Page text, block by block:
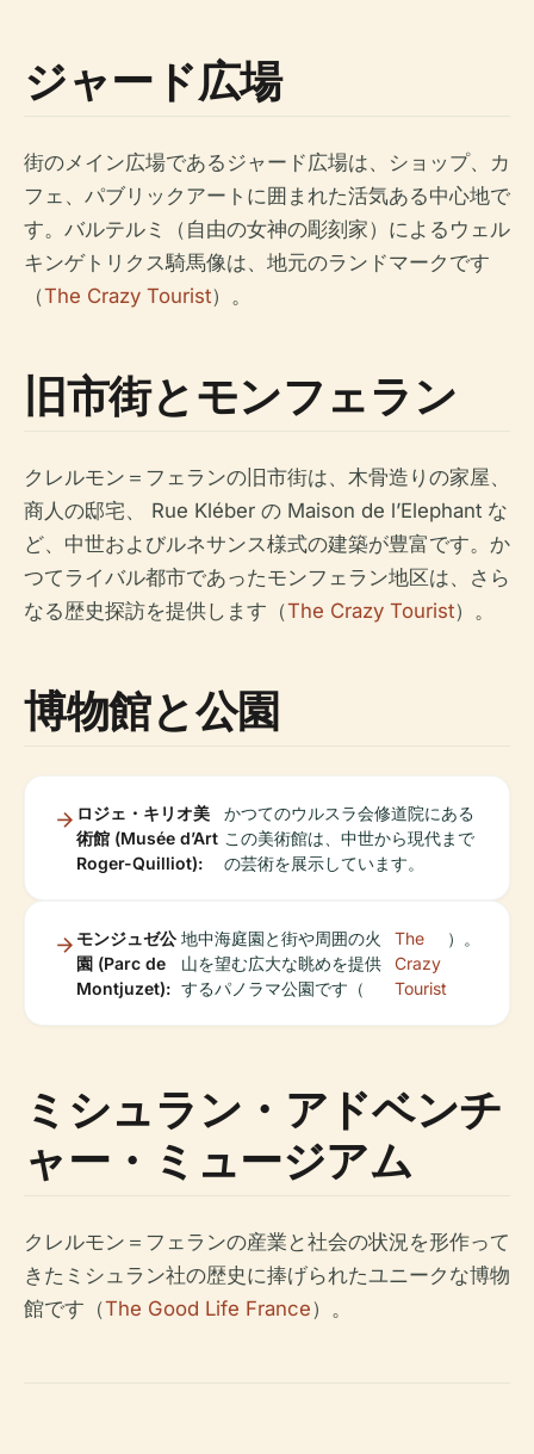
ジャード広場
街のメイン広場であるジャード広場は、ショップ、カ
フェ、パブリックアートに囲まれた活気ある中心地で
す。バルテルミ（自由の女神の彫刻家）によるウェル
キンゲトリクス騎馬像は、地元のランドマークです
（The Crazy Tourist）。
旧市街とモンフェラン
クレルモン＝フェランの旧市街は、木骨造りの家屋、
商人の邸宅、 Rue Kléber の Maison de l’Elephant な
ど、中世およびルネサンス様式の建築が豊富です。か
つてライバル都市であったモンフェラン地区は、さら
なる歴史探訪を提供します（The Crazy Tourist）。
博物館と公園
ロジェ・キリオ美
術館 (Musée d’Art
Roger-Quilliot):
かつてのウルスラ会修道院にある
この美術館は、中世から現代まで
の芸術を展示しています。
モンジュゼ公
園 (Parc de
Montjuzet):
地中海庭園と街や周囲の火
山を望む広大な眺めを提供
するパノラマ公園です（
The
Crazy
Tourist
）。
ミシュラン・アドベンチ
ャー・ミュージアム
クレルモン＝フェランの産業と社会の状況を形作って
きたミシュラン社の歴史に捧げられたユニークな博物
館です（The Good Life France）。